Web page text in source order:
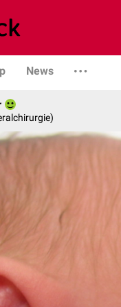
News